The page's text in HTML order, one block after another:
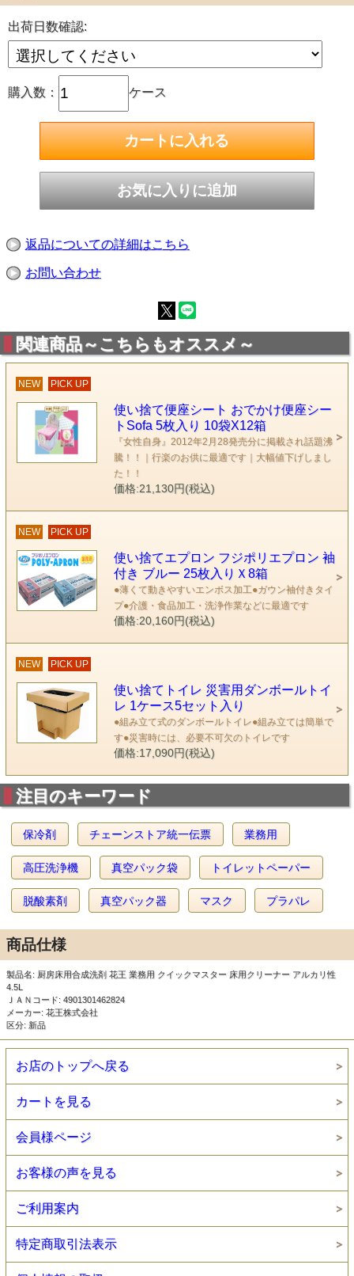
出荷日数確認:
購入数： ケース
返品についての詳細はこちら
お問い合わせ
関連商品～こちらもオススメ～
NEW PICK UP
使い捨て便座シート おでかけ便座シー
トSofa 5枚入り 10袋X12箱
『女性自身』2012年2月28発売分に掲載され話題沸
騰！！｜行楽のお供に最適です｜大幅値下げしまし
た！！
価格:21,130円(税込)
NEW PICK UP
使い捨てエプロン フジポリエプロン 袖
付き ブルー 25枚入りＸ8箱
●薄くて動きやすいエンボス加工●ガウン袖付きタイ
プ●介護・食品加工・洗浄作業などに最適です
価格:20,160円(税込)
NEW PICK UP
使い捨てトイレ 災害用ダンボールトイ
レ 1ケース5セット入り
●組み立て式のダンボールトイレ●組み立ては簡単で
す●災害時には、必要不可欠のトイレです
価格:17,090円(税込)
注目のキーワード
保冷剤 チェーンストア統一伝票 業務用
高圧洗浄機 真空パック袋 トイレットペーパー
脱酸素剤 真空パック器 マスク プラパレ
商品仕様
製品名: 厨房床用合成洗剤 花王 業務用 クイックマスター 床用クリーナー アルカリ性
4.5L
ＪＡＮコード: 4901301462824
メーカー: 花王株式会社
区分: 新品
お店のトップへ戻る
カートを見る
会員様ページ
お客様の声を見る
ご利用案内
特定商取引法表示